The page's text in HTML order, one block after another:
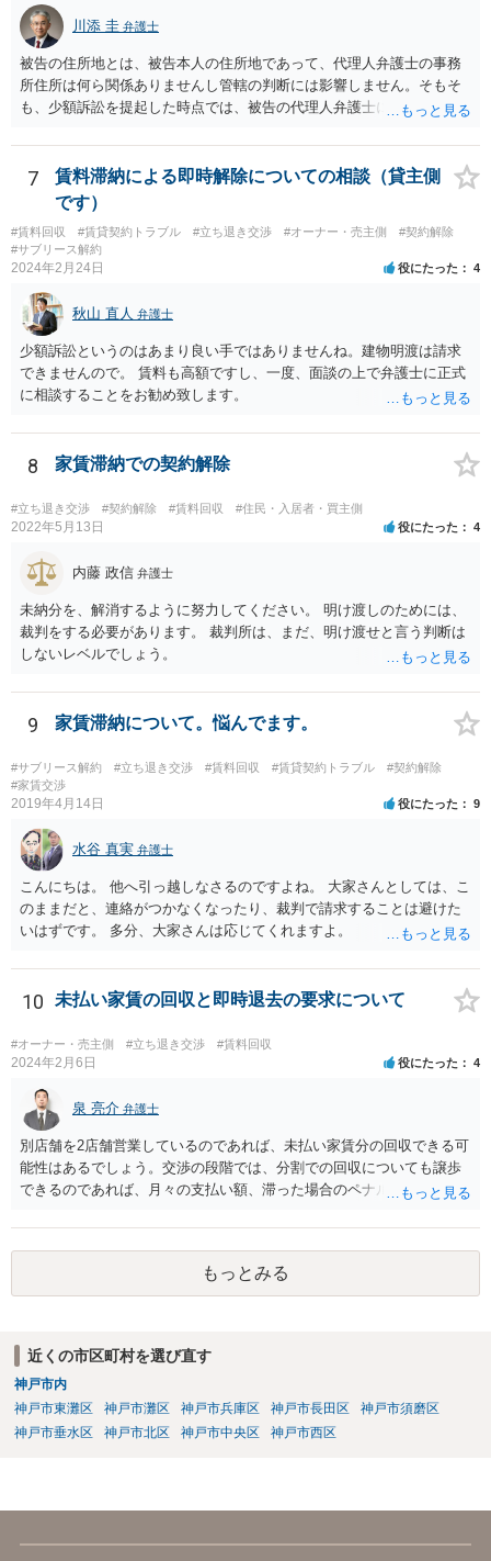
頼を受けられないかもしれないです。依頼を受けるにしても厳しめの
リスクを踏まえた上でのものとなる可能性があります。 定型的な事件
依頼となるかもわからず、着手金額もなんともいえないと思います。
複数事務所にあたり、着手金額を確認されるとよいと思います。 ３・
弁護士が依頼を受ければ代わりに裁判所とのやりとりを行うことが可
能です。双方に弁護士がついていればウェブ会議で裁判を実施する場
合もあるでしょう。 ただし、ご本人さんも同行してもらう必要が和解
協議の場合だとあると思います。
川添 圭 弁護士
被告の住所地とは、被告本人の住所地であって、代理人弁護士の事務
所住所は何ら関係ありませんし管轄の判断には影響しません。そもそ
も、少額訴訟を提起した時点では、被告の代理人弁護士には民事訴訟
7
賃料滞納による即時解除についての相談（貸主側
です）
#賃料回収 #賃貸契約トラブル #立ち退き交渉 #オーナー・売主側
#契約解除
#サブリース解約
2024年2月24日 役にたった 4
秋山 直人 弁護士
少額訴訟というのはあまり良い手ではありませんね。建物明渡は請求
できませんので。 賃料も高額ですし、一度、面談の上で弁護士に正式
に相談することをお勧め致します。
8 家賃滞納での契約解除
#立ち退き交渉 #契約解除 #賃料回収 #住民・入居者・買主側
2022年5月13日 役にたった 4
内藤 政信 弁護士
未納分を、解消するように努力してください。 明け渡しのためには、
裁判をする必要があります。 裁判所は、まだ、明け渡せと言う判断は
しないレベルでしょう。
9 家賃滞納について。悩んでます。
#サブリース解約 #立ち退き交渉 #賃料回収 #賃貸契約トラブル
#契約解除
#家賃交渉
2019年4月14日 役にたった 9
水谷 真実 弁護士
こんにちは。 他へ引っ越しなさるのですよね。 大家さんとしては、こ
のままだと、連絡がつかなくなったり、裁判で請求することは避けた
いはずです。 多分、大家さんは応じてくれますよ。
10 未払い家賃の回収と即時退去の要求について
#オーナー・売主側 #立ち退き交渉 #賃料回収
2024年2月6日 役にたった 4
泉 亮介 弁護士
別店舗を2店舗営業しているのであれば、未払い家賃分の回収できる可
能性はあるでしょう。交渉の段階では、分割での回収についても譲歩
できるのであれば、月々の支払い額、滞った場合のペナルティ等を定
で行い、相手方の対応次第では訴訟を検討するという形の方が、交渉
で解決した場合弁護士費用も安くなるためで良いかと思われます。
もっとみる
近くの市区町村を選び直す
神戸市内
神戸市東灘区
神戸市灘区 神戸市兵庫区 神戸市長田区
神戸市須磨区
神戸市垂水区
神戸市北区 神戸市中央区 神戸市西区